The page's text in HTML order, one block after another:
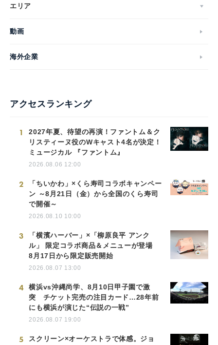
エリア
動画
海外企業
アクセスランキング
1
2027年夏、待望の再演！ファントム＆ク
リスティーヌ役のWキャスト4名が決定！
ミュージカル 『ファントム』
2026.08.06 12:00
2
「ちいかわ」×くら寿司コラボキャンペー
ン ～8月21日（金）から全国のくら寿司
で開催～
2026.08.10 10:00
3
「横濱ハーバー」×「柳原良平 アンク
ル」 限定コラボ商品＆メニューが登場
8月17日から限定販売開始
2026.08.07 13:00
4
横浜vs沖縄尚学、8月10日甲子園で激
突 チケット完売の注目カード…28年前
にも横浜が演じた“伝説の一戦”
2026.08.07 19:00
5 スクリーン×オーケストラで体感。ジョ